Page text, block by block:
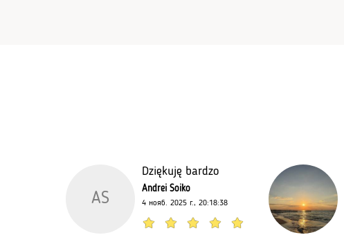
AS
Dziękuję bardzo
Andrei Soiko
4 нояб. 2025 г., 20:18:38